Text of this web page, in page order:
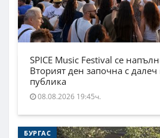
SPICE Music Festival се
Вторият ден започна с
публика
08.08.2026 19:45ч.
БУРГАС